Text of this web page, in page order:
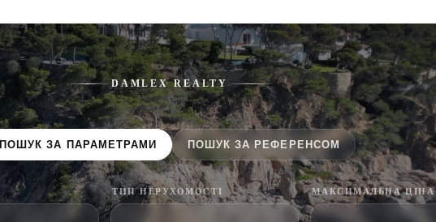
DAMLEX REALTY
ПОШУК ЗА ПАРАМЕТРАМИ ПОШУК ЗА РЕФЕРЕНСОМ
ТИП НЕРУХОМОСТІ МАКСИМАЛЬНА ЦІНА